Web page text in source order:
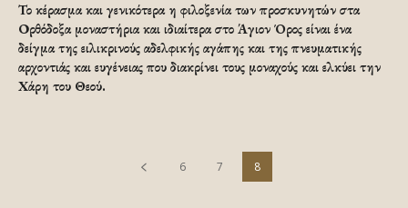
Το κέρασμα και γενικότερα η φιλοξενία των προσκυνητών στα
Ορθόδοξα μοναστήρια και ιδιαίτερα στο Άγιον Όρος είναι ένα
δείγμα της ειλικρινούς αδελφικής αγάπης και της πνευματικής
αρχοντιάς και ευγένειας που διακρίνει τους μοναχούς και ελκύει την
Χάρη του Θεού.
6 7 8